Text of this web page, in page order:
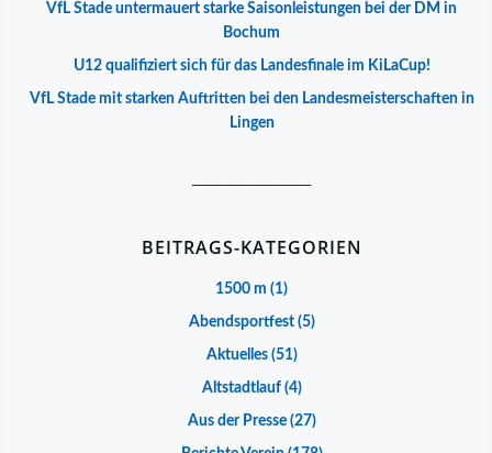
VfL Stade untermauert starke Saisonleistungen bei der DM in
Bochum
U12 qualifiziert sich für das Landesfinale im KiLaCup!
VfL Stade mit starken Auftritten bei den Landesmeisterschaften in
Lingen
BEITRAGS-KATEGORIEN
1500 m (1)
Abendsportfest(5)
Aktuelles(51)
Altstadtlauf(4)
Aus der Presse(27)